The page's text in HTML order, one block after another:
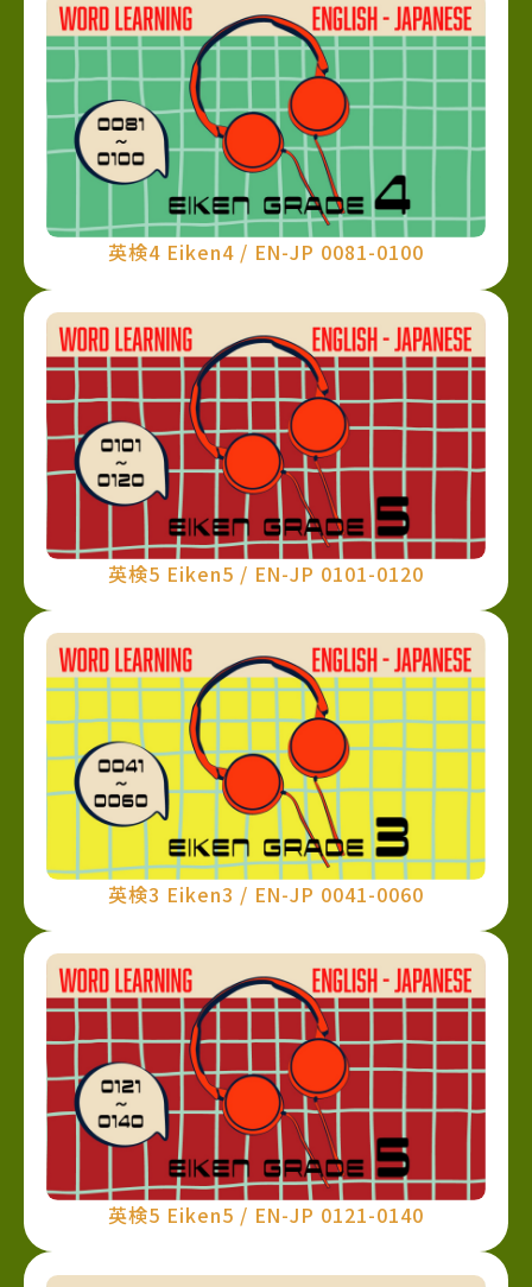
英検4 Eiken4 / EN-JP 0081-0100
英検5 Eiken5 / EN-JP 0101-0120
英検3 Eiken3 / EN-JP 0041-0060
英検5 Eiken5 / EN-JP 0121-0140